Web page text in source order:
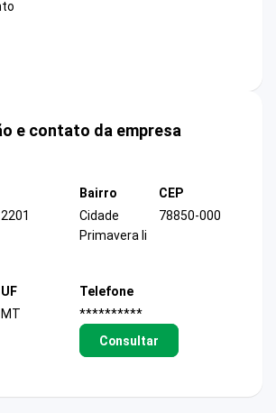
e contato da empresa
Bairro
Cidade
Primavera Ii
CEP
78850-000
UF
MT
Telefone
**********
Consultar